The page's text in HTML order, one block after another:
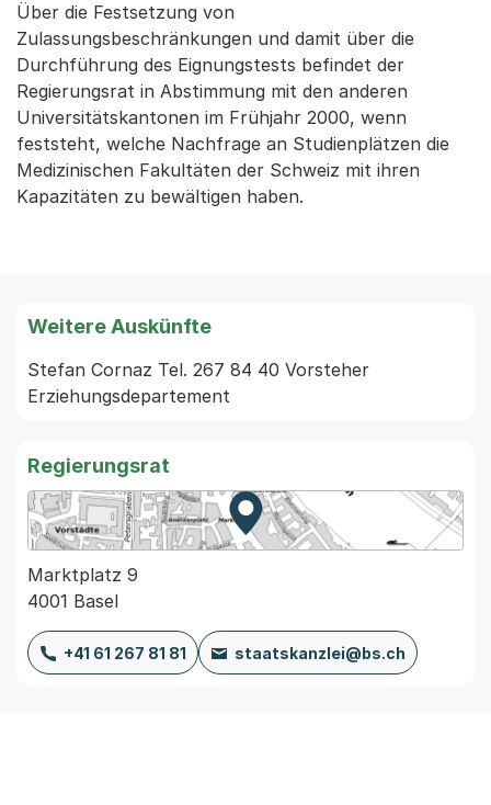
Über die Festsetzung von
Zulassungsbeschränkungen und damit über die
Durchführung des Eignungstests befindet der
Regierungsrat in Abstimmung mit den anderen
Universitätskantonen im Frühjahr 2000, wenn
feststeht, welche Nachfrage an Studienplätzen die
Medizinischen Fakultäten der Schweiz mit ihren
Kapazitäten zu bewältigen haben.
Weitere Auskünfte
Stefan Cornaz Tel. 267 84 40 Vorsteher
Regierungsrat
Zur Karte von MapBS.
Externer Link, wird in einem
Marktplatz 9
4001 Basel
+41 61 267 81 81 staatskanzlei@bs.ch